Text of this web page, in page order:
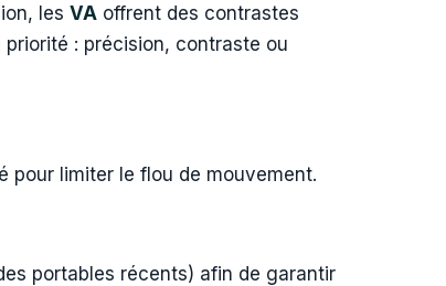
les VA offrent des contrastes
: précision, contraste ou
pour limiter le flou de mouvement.
portables récents) afin de garantir